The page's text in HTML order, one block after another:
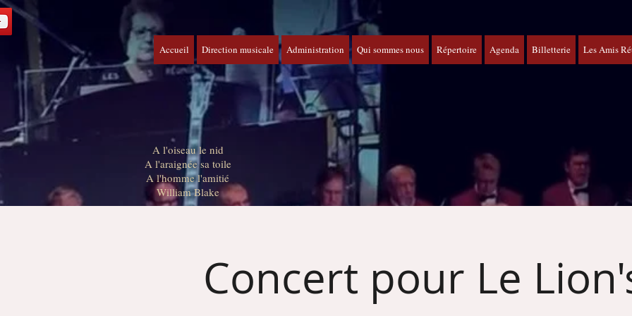
Accueil Direction musicale Administration Qui sommes nous Répertoire Agenda Billetterie Les Amis
A l'oiseau le nid
A l'araignée sa toile
A l'homme l'amitié
William Blake
Concert pour Le